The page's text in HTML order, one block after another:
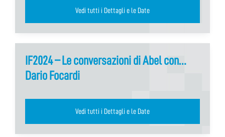
Vedi tutti i Dettagli e le Date
IF2024 – Le conversazioni di Abel con…
Dario Focardi
Vedi tutti i Dettagli e le Date